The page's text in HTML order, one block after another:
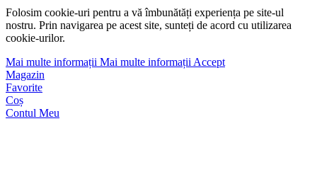
Folosim cookie-uri pentru a vă îmbunătăți experiența pe site-ul
nostru. Prin navigarea pe acest site, sunteți de acord cu utilizarea
cookie-urilor.
Mai multe informații Mai multe informațiiAccept
Magazin
Favorite
Coș
Contul Meu